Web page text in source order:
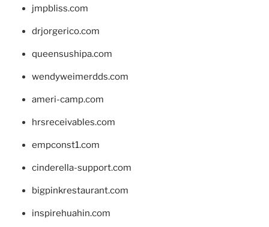
jmpbliss.com
drjorgerico.com
queensushipa.com
wendyweimerdds.com
ameri-camp.com
hrsreceivables.com
empconst1.com
cinderella-support.com
bigpinkrestaurant.com
inspirehuahin.com